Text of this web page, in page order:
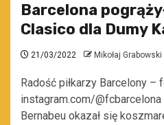
Barcelona
Clasico dla Dumy
21/03/2022 Mikołaj Grabowski
Radość piłkarzy Barcelony –
instagram.com/
Bernabeu okazał się